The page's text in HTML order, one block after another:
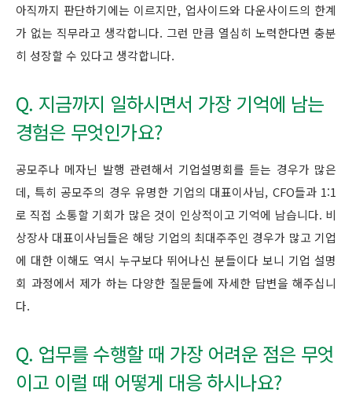
아직까지 판단하기에는 이르지만, 업사이드와 다운사이드의 한계
가 없는 직무라고 생각합니다. 그런 만큼 열심히 노력한다면 충분
히 성장할 수 있다고 생각합니다.
Q. 지금까지 일하시면서 가장 기억에 남는
경험은 무엇인가요?
공모주나 메자닌 발행 관련해서 기업설명회를 듣는 경우가 많은
데, 특히 공모주의 경우 유명한 기업의 대표이사님, CFO들과 1:1
로 직접 소통할 기회가 많은 것이 인상적이고 기억에 남습니다. 비
상장사 대표이사님들은 해당 기업의 최대주주인 경우가 많고 기업
에 대한 이해도 역시 누구보다 뛰어나신 분들이다 보니 기업 설명
회 과정에서 제가 하는 다양한 질문들에 자세한 답변을 해주십니
다.
Q. 업무를 수행할 때 가장 어려운 점은 무엇
이고 이럴 때 어떻게 대응 하시나요?